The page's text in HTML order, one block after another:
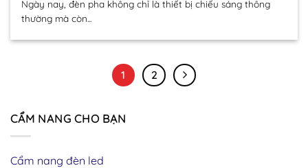
Ngày nay, đèn pha không chỉ là thiết bị chiếu sáng thông
thường mà còn...
1 2
CẨM NANG CHO BẠN
Cẩm nang đèn led